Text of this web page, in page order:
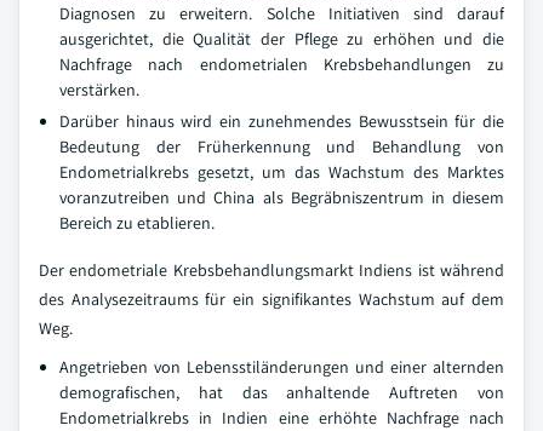
Diagnosen zu erweitern. Solche Initiativen sind darauf
ausgerichtet, die Qualität der Pflege zu erhöhen und die
Nachfrage nach endometrialen Krebsbehandlungen zu
verstärken.
Darüber hinaus wird ein zunehmendes Bewusstsein für die
Bedeutung der Früherkennung und Behandlung von
Endometrialkrebs gesetzt, um das Wachstum des Marktes
voranzutreiben und China als Begräbniszentrum in diesem
Bereich zu etablieren.
Der endometriale Krebsbehandlungsmarkt Indiens ist während
des Analysezeitraums für ein signifikantes Wachstum auf dem
Weg.
Angetrieben von Lebensstiländerungen und einer alternden
demografischen, hat das anhaltende Auftreten von
Endometrialkrebs in Indien eine erhöhte Nachfrage nach